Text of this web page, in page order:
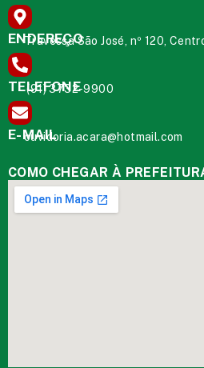
ENDEREÇO
Travessa São José, nº 120,
TELEFONE
(91) 3732-9900
E-MAIL
ouvidoria.acara@hotmail.com
COMO CHEGAR À